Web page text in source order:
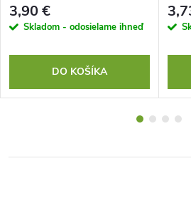
3,90 €
Skladom - odosielame ihneď
DO KOŠÍKA